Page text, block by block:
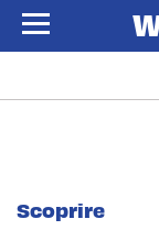
Scoprire